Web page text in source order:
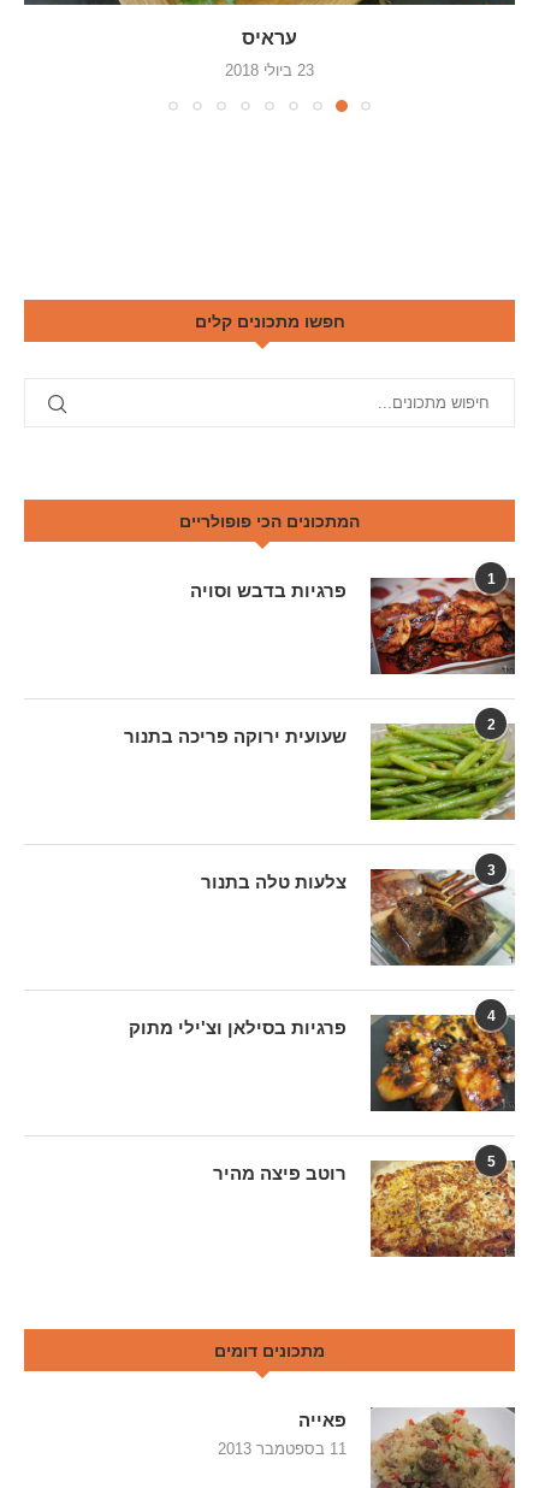
עראיס
23 ביולי 2018
חפשו מתכונים קלים
המתכונים הכי פופולריים
1
פרגיות בדבש וסויה
2
שעועית ירוקה פריכה בתנור
3
צלעות טלה בתנור
4
פרגיות בסילאן וצ'ילי מתוק
5
רוטב פיצה מהיר
מתכונים דומים
פאייה
11 בספטמבר 2013